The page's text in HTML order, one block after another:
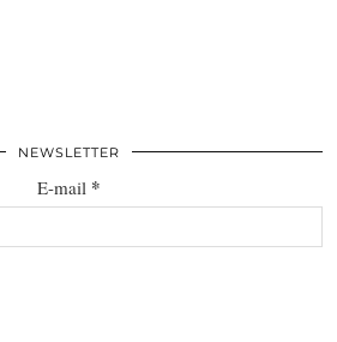
NEWSLETTER
E-mail *